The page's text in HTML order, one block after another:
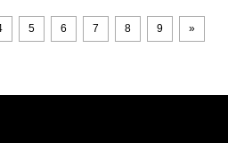
5 6 7 8 9 »